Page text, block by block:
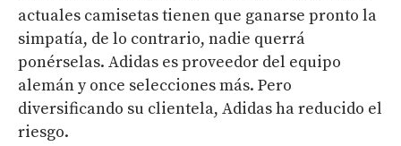
actuales camisetas tienen que ganarse pronto la
simpatía, de lo contrario, nadie querrá
ponérselas. Adidas es proveedor del equipo
alemán y once selecciones más. Pero
diversificando su clientela, Adidas ha reducido el
riesgo.